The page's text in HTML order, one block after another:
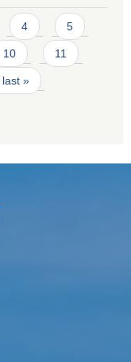
4 5
10 11
last »